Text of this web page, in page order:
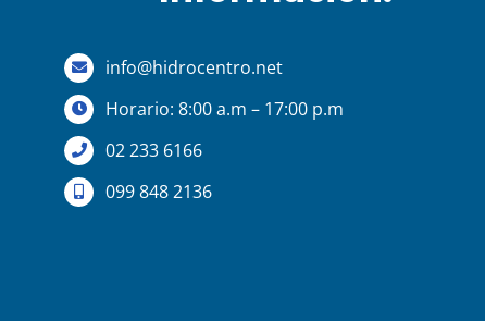
info@hidrocentro.net
Horario: 8:00 a.m – 17:00 p.m
02 233 6166
099 848 2136